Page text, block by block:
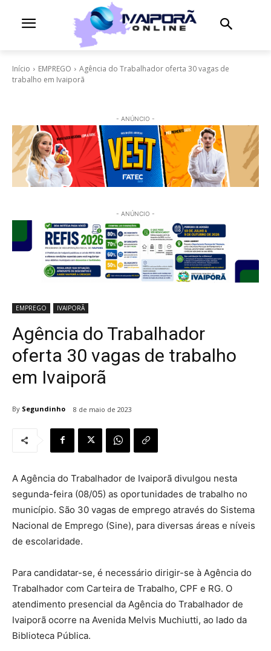
Início EMPREGO
Agência do Trabalhador oferta 30 vagas de
trabalho em Ivaiporã
- ANÚNCIO -
- ANÚNCIO -
EMPREGO IVAIPORÃ
Agência do Trabalhador
oferta 30 vagas de trabalho
em Ivaiporã
By Segundinho 8 de maio de 2023
A Agência do Trabalhador de Ivaiporã divulgou nesta
segunda-feira (08/05) as oportunidades de trabalho no
município. São 30 vagas de emprego através do Sistema
Nacional de Emprego (Sine), para diversas áreas e níveis
de escolaridade.
Para candidatar-se, é necessário dirigir-se à Agência do
Trabalhador com Carteira de Trabalho, CPF e RG. O
atendimento presencial da Agência do Trabalhador de
Ivaiporã ocorre na Avenida Melvis Muchiutti, ao lado da
Biblioteca Pública.